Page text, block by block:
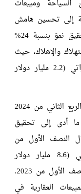
السياحة ومبيعات
إلى تحسين هامش
الربح وتعزيز الكفاءة التشغيلية إلى تحقيق نموّ بنسبة 24%
والإهلاك، حيث
وصلت الأرباح إلى 8 مليار درهم إماراتي (2.2 مليار دولار
وتجاوزت المبيعات العقارية لإعمار في الربع الثاني من 2024
ما أدى إلى تحقيق
النصف الأول من
2024 بلغت 31.5 مليار درهم إماراتي (8.6 مليار دولار
أمريكي)، بزيادة قدرها 56% مقارنة بالنصف الأول من 2023.
العقارية في